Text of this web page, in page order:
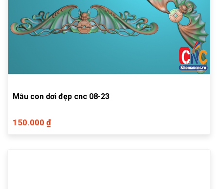
Mẫu con dơi đẹp cnc 08-23
150.000 ₫